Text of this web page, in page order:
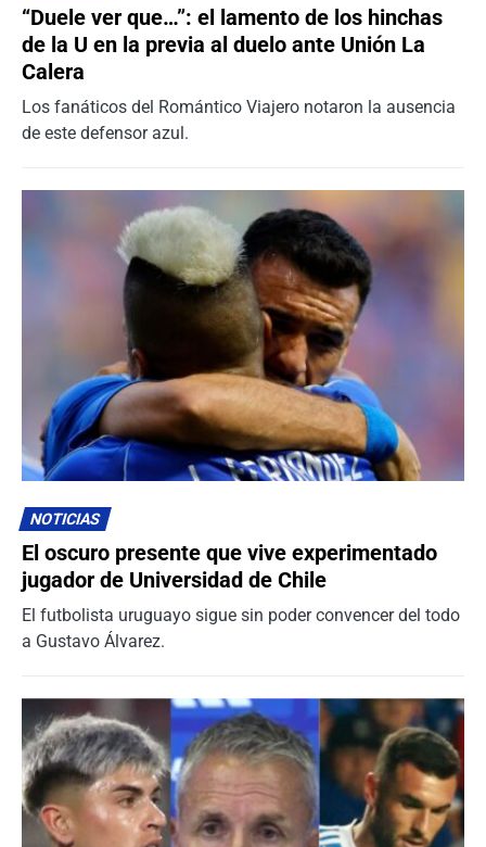
“Duele ver que…”: el lamento de los hinchas
de la U en la previa al duelo ante Unión La
Calera
Los fanáticos del Romántico Viajero notaron la ausencia
de este defensor azul.
NOTICIAS
El oscuro presente que vive experimentado
jugador de Universidad de Chile
El futbolista uruguayo sigue sin poder convencer del todo
a Gustavo Álvarez.